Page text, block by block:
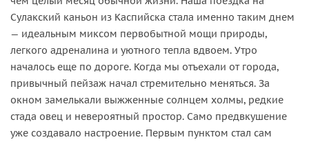
Сулакский каньон из Каспийска стала именно таким днем
— идеальным миксом первобытной мощи природы,
легкого адреналина и уютного тепла вдвоем. Утро
началось еще по дороге. Когда мы отъехали от города,
привычный пейзаж начал стремительно меняться. За
окном замелькали выжженные солнцем холмы, редкие
стада овец и невероятный простор. Само предвкушение
уже создавало настроение. Первым пунктом стал сам